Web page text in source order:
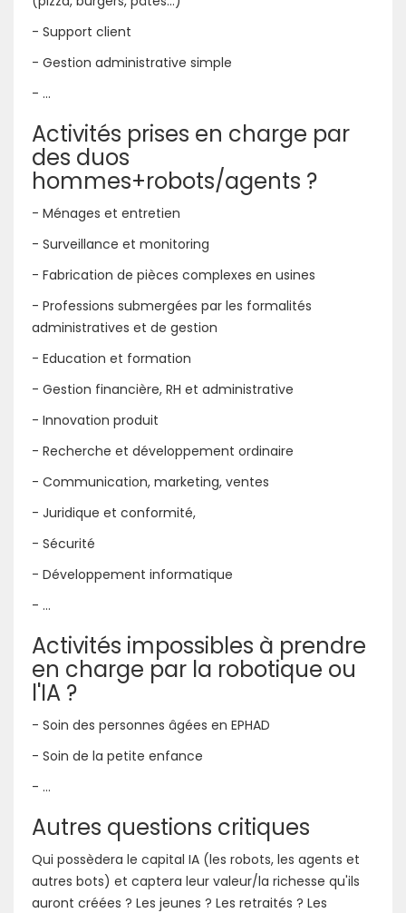
- Support client
- Gestion administrative simple
- ...
Activités prises en charge par
des duos
hommes+robots/agents ?
- Ménages et entretien
- Surveillance et monitoring
- Fabrication de pièces complexes en usines
- Professions submergées par les formalités
administratives et de gestion
- Education et formation
- Gestion financière, RH et administrative
- Innovation produit
- Recherche et développement ordinaire
- Communication, marketing, ventes
- Juridique et conformité,
- Sécurité
- Développement informatique
- ...
Activités impossibles à prendre
en charge par la robotique ou
l'IA ?
- Soin des personnes âgées en EPHAD
- Soin de la petite enfance
- ...
Autres questions critiques
Qui possèdera le capital IA (les robots, les agents et
autres bots) et captera leur valeur/la richesse qu'ils
auront créées ? Les jeunes ? Les retraités ? Les